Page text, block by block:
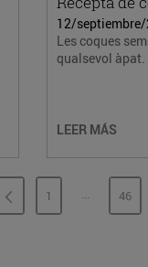
12/
Les coques
qualsevol àpat.
LEER MÁS
PÁGINA
1 ...PÁGINAS
46